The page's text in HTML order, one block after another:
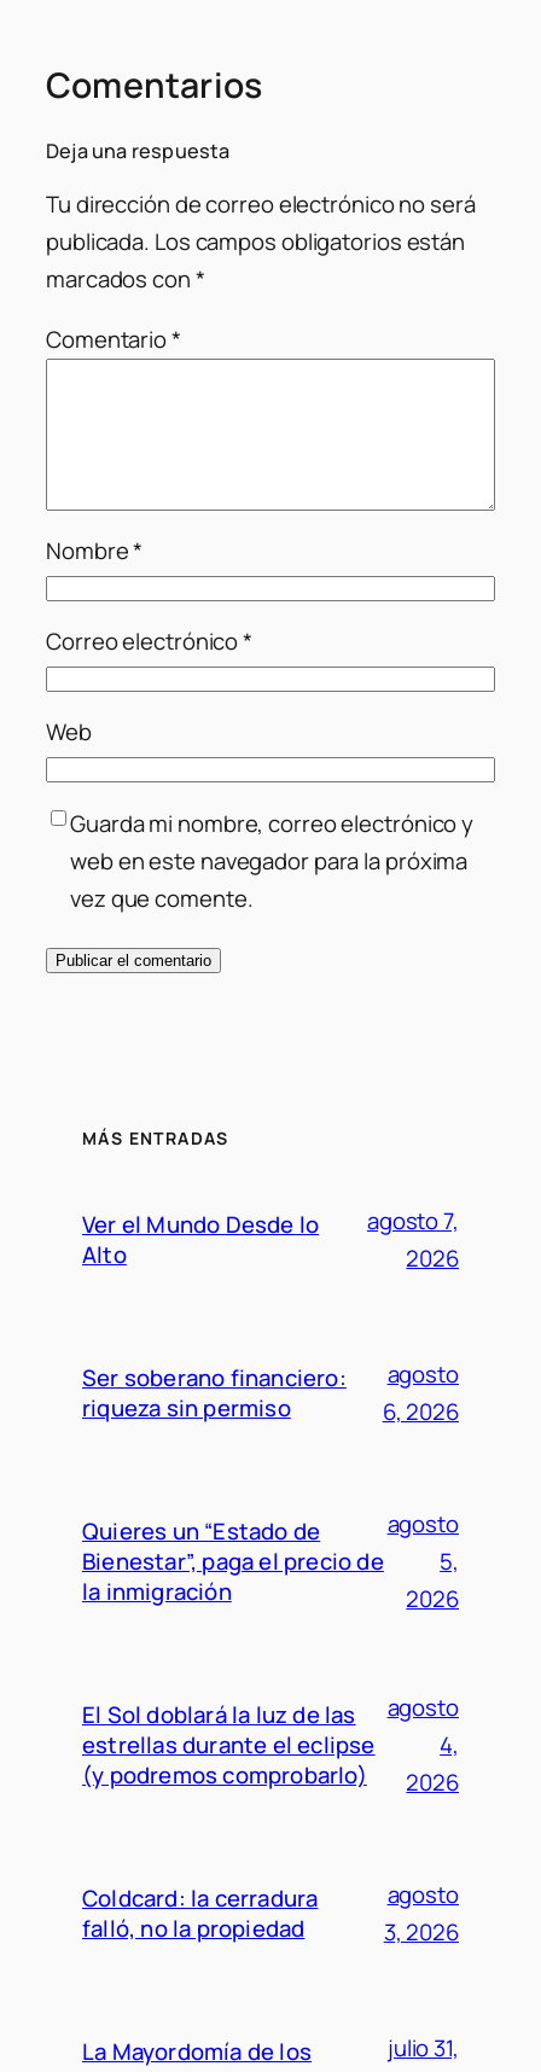
Comentarios
Deja una respuesta
Tu dirección de correo electrónico no será
publicada. Los campos obligatorios están
marcados con*
Comentario*
Nombre*
Correo electrónico*
Web
Guarda mi nombre, correo electrónico y
web en este navegador para la próxima
vez que comente.
MÁS ENTRADAS
Ver el Mundo Desde lo
Alto
agosto 7,
2026
Ser soberano financiero:
riqueza sin permiso
agosto
6, 2026
Quieres un “Estado de
Bienestar”, paga el precio de
la inmigración
agosto
5,
2026
El Sol doblará la luz de las
estrellas durante el eclipse
(y podremos comprobarlo)
agosto
4,
2026
Coldcard: la cerradura
falló, no la propiedad
agosto
3, 2026
La Mayordomía de los
julio 31,